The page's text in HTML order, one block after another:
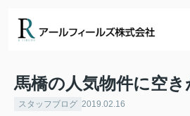
馬橋の人気物件に空き
スタッフブログ 2019.02.16